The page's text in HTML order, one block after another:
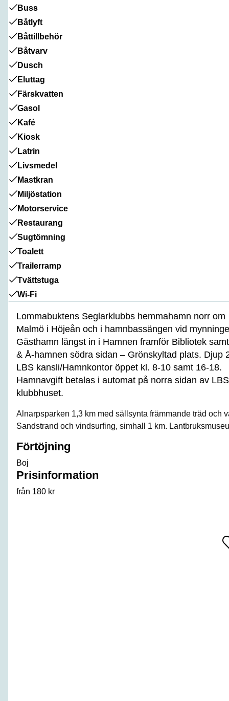
Buss
Båtlyft
Båttillbehör
Båtvarv
Dusch
Eluttag
Färskvatten
Gasol
Kafé
Kiosk
Latrin
Livsmedel
Mastkran
Miljöstation
Motorservice
Restaurang
Sugtömning
Toalett
Trailerramp
Tvättstuga
Wi-Fi
Lommabuktens Seglarklubbs hemmahamn norr om
Malmö i Höjeån och i hamnbassängen vid
Gästhamn längst in i Hamnen framför Bibliotek
& Å-hamnen södra sidan – Grönskyltad plats. Djup
LBS kansli/Hamnkontor öppet kl. 8-10 samt 16-18.
Hamnavgift betalas i automat på norra sidan av LBS
klubbhuset.
Alnarpsparken 1,3 km med sällsynta främmande träd och
Sandstrand och vindsurfing, simhall 1 km.
Förtöjning
Boj
Prisinformation
från 180 kr